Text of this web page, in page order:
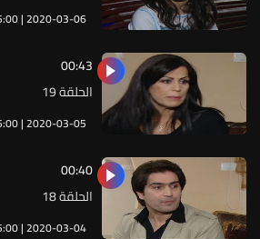
| 2020-03-06
| 2020-03-05
الحلقة 19
00:43
| 2020-03-04
الحلقة 18
00:40